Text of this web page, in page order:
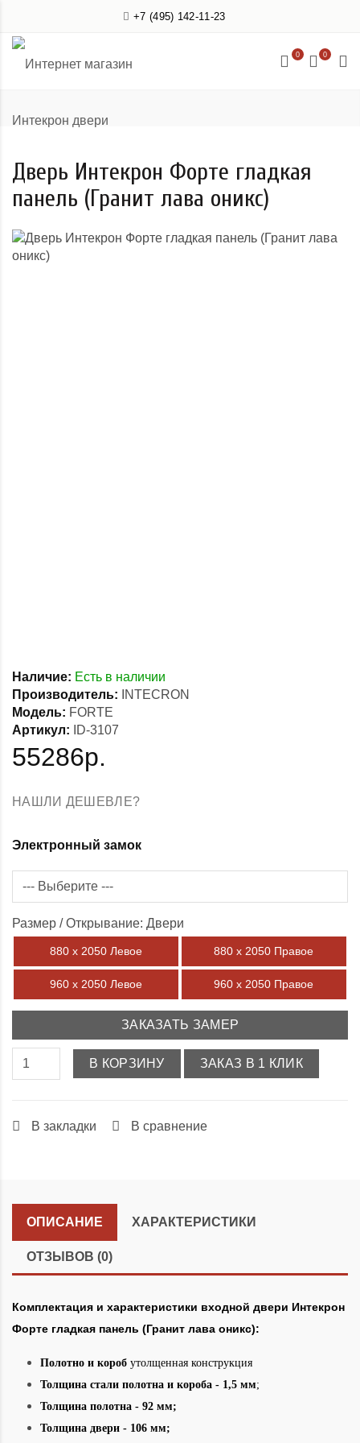
+7 (495) 142-11-23
0 0
Дверь Интекрон Форте гладкая
панель (Гранит лава оникс)
Наличие: Есть в наличии
Производитель:
INTECRON
Модель: FORTE
Артикул: ID-3107
55286р.
НАШЛИ ДЕШЕВЛЕ?
Электронный замок
Размер / Открывание: Двери
880 х 2050 Левое 880 х 2050 Правое
960 х 2050 Левое 960 х 2050 Правое
ЗАКАЗАТЬ ЗАМЕР
В КОРЗИНУ ЗАКАЗ В 1 КЛИК
В закладки В сравнение
ОПИСАНИЕ ХАРАКТЕРИСТИКИ
ОТЗЫВОВ (0)
Комплектация и характеристики входной двери Интекрон
Форте гладкая панель (Гранит лава оникс):
Полотно и короб утолщенная конструкция
Толщина стали полотна и короба - 1,5 мм;
Толщина полотна - 92 мм;
Толщина двери - 106 мм;